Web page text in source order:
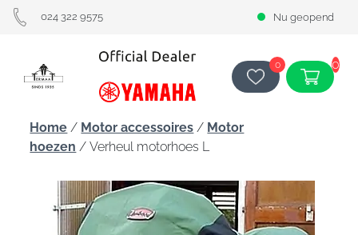
024 322 9575 Nu geopend
0 0
Home / Motor accessoires / Motor
hoezen / Verheul motorhoes L